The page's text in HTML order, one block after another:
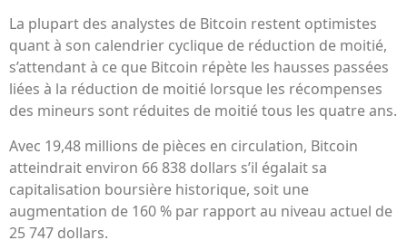
La plupart des analystes de Bitcoin restent optimistes
quant à son calendrier cyclique de réduction de moitié,
s’attendant à ce que Bitcoin répète les hausses passées
liées à la réduction de moitié lorsque les récompenses
des mineurs sont réduites de moitié tous les quatre ans.
Avec 19,48 millions de pièces en circulation, Bitcoin
atteindrait environ 66 838 dollars s’il égalait sa
capitalisation boursière historique, soit une
augmentation de 160 % par rapport au niveau actuel de
25 747 dollars.